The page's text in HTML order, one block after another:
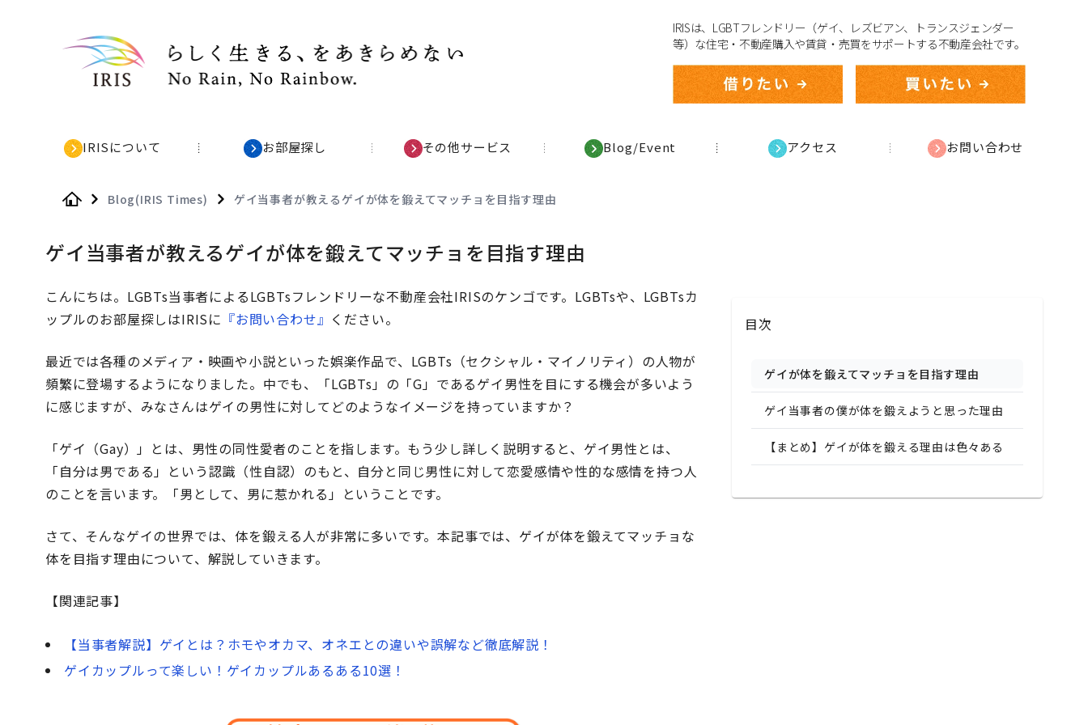
IRISは、LGBTフレンドリー（ゲイ、レズビアン、トランスジェンダー
等）な住宅・不動産購入や賃貸・売買をサポートする不動産会社です。
IRISについて お部屋探し その他サービス Blog/Event アクセス お問い合わせ
Blog(IRIS Times) ゲイ当事者が教えるゲイが体を鍛えてマッチョを目指す理由
ゲイ当事者が教えるゲイが体を鍛えてマッチョを目指す理由
こんにちは。LGBTs当事者によるLGBTsフレンドリーな不動産会社IRISのケンゴです。LGBTsや、LGBTsカ
ップルのお部屋探しはIRISに 『お問い合わせ』 ください。
最近では各種のメディア・映画や小説といった娯楽作品で、LGBTs（セクシャル・マイノリティ）の人物が
頻繁に登場するようになりました。中でも、「LGBTs」の「G」であるゲイ男性を目にする機会が多いよう
に感じますが、みなさんはゲイの男性に対してどのようなイメージを持っていますか？
「ゲイ（Gay）」とは、男性の同性愛者のことを指します。もう少し詳しく説明すると、ゲイ男性とは、
「自分は男である」という認識（性自認）のもと、自分と同じ男性に対して恋愛感情や性的な感情を持つ人
のことを言います。「男として、男に惹かれる」ということです。
さて、そんなゲイの世界では、体を鍛える人が非常に多いです。本記事では、ゲイが体を鍛えてマッチョな
体を目指す理由について、解説していきます。
【関連記事】
【当事者解説】ゲイとは？ホモやオカマ、オネエとの違いや誤解など徹底解説！
ゲイカップルって楽しい！ゲイカップルあるある10選！
目次
ゲイが体を鍛えてマッチョを目指す理由
ゲイ当事者の僕が体を鍛えようと思った理由
【まとめ】ゲイが体を鍛える理由は色々ある